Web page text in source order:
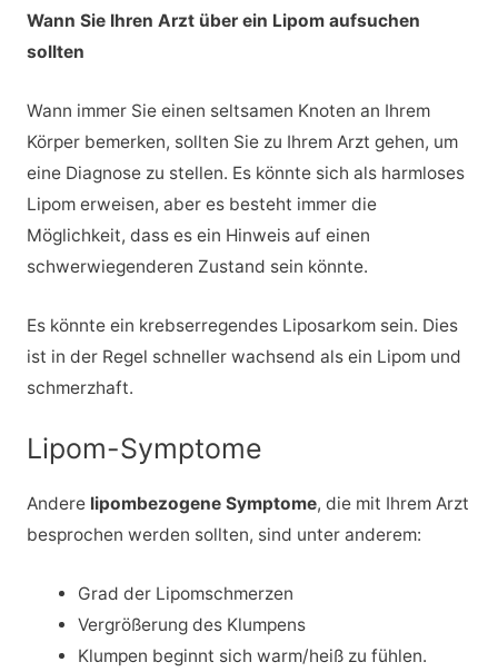
Wann Sie Ihren Arzt über ein Lipom aufsuchen
sollten
Wann immer Sie einen seltsamen Knoten an Ihrem
Körper bemerken, sollten Sie zu Ihrem Arzt gehen, um
eine Diagnose zu stellen. Es könnte sich als harmloses
Lipom erweisen, aber es besteht immer die
Möglichkeit, dass es ein Hinweis auf einen
schwerwiegenderen Zustand sein könnte.
Es könnte ein krebserregendes Liposarkom sein. Dies
ist in der Regel schneller wachsend als ein Lipom und
schmerzhaft.
Lipom-Symptome
Anderelipombezogene Symptome, die mit Ihrem Arzt
besprochen werden sollten, sind unter anderem:
Grad der Lipomschmerzen
Vergrößerung des Klumpens
Klumpen beginnt sich warm/heiß zu fühlen.